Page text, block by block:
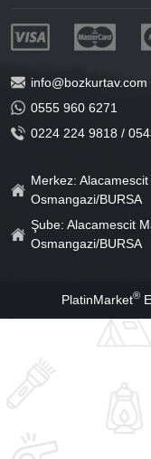
info@bozkurtav.com
0555 960 6271
0224 224 9818 /
Merkez:
Osmangazi/BURSA
Şube: Alacamescit
Osmangazi/BURSA
PlatinMarket®